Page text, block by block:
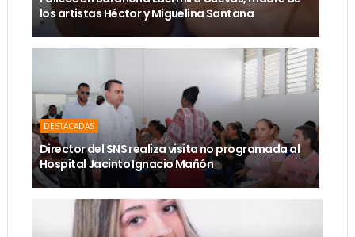
los artistas Héctor y Miguelina Santana
DESTACADAS
Director del SNS realiza visita no programada al
Hospital Jacinto Ignacio Mañón